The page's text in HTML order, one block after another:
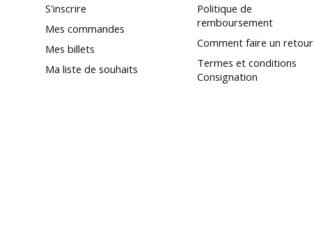
S'inscrire
Mes commandes
Mes billets
Ma liste de souhaits
Politique de
remboursement
Comment faire un retour
Termes et conditions
Consignation